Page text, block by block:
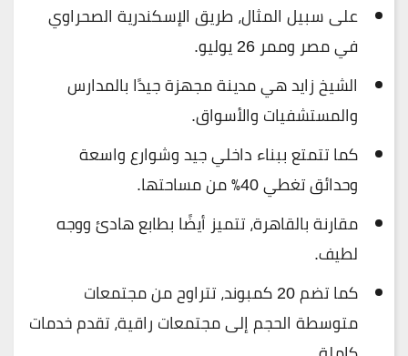
على سبيل المثال، طريق الإسكندرية الصحراوي
في مصر وممر 26 يوليو.
الشيخ زايد هي مدينة مجهزة جيدًا بالمدارس
والمستشفيات والأسواق.
كما تتمتع ببناء داخلي جيد وشوارع واسعة
وحدائق تغطي 40٪ من مساحتها.
مقارنة بالقاهرة، تتميز أيضًا بطابع هادئ ووجه
لطيف.
كما تضم
20 كمبوند، تتراوح من مجتمعات
متوسطة الحجم إلى مجتمعات راقية، تقدم خدمات